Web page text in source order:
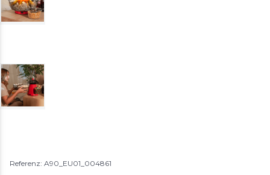
Referenz: A90_EU01_004861